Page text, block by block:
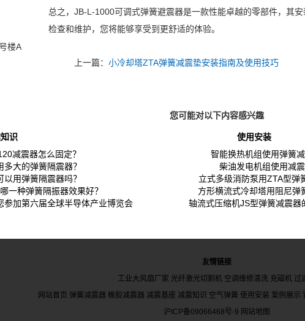
总之，JB-L-1000可调式弹簧避震器是一款性能卓越的零部件，其
检查和维护，您将能够享受到更舒适的体验。
上一篇：小冷却塔ZTA弹簧减震垫安装指南及使用技巧
楼A
您可能对以下内容感兴趣
识
减震器怎么固定？
大的弹簧隔震器？
以用弹簧隔震器吗？
一种弹簧隔振器效果好？
参加第六届全球半导体产业博览会
使用安装
智能换热机组使用弹簧
柴油发电机组使用减
立式多级消防泵用ZTA型弹
方形横流式冷却塔用阻尼弹
轴流式压缩机JS型弹簧减震器
友情链接
工业大风扇厂家 光纤激光切割机 空调维修清洗 充磁机 过
网站首页 弹簧减震器 橡胶减震器 减震基座 减震知识 空气弹簧 使用安装 案例展示
沪ICP备09066468号-9 网站地图